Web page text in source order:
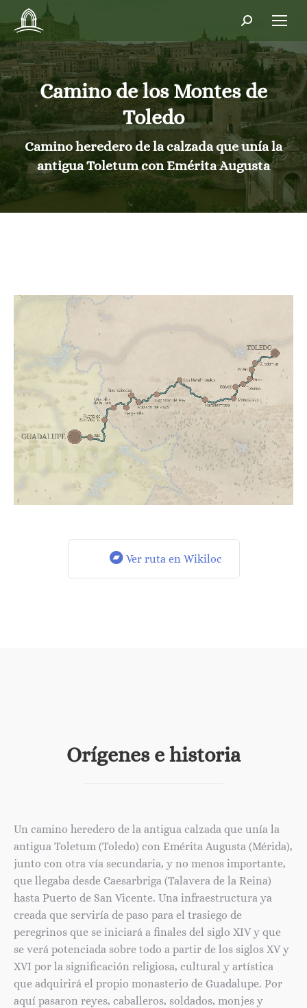
Buscar:
Camino de los Montes de
Toledo
Camino heredero de la calzada que unía la
antigua Toletum con Emérita Augusta
Estás aquí:
Ver ruta en Wikiloc
Orígenes e historia
Un camino heredero de la antigua calzada que unía la
antigua Toletum (Toledo) con Emérita Augusta (Mérida),
junto con otra vía secundaria, y no menos importante,
que llegaba desde Caesarbriga (Talavera de la Reina)
hasta Puerto de San Vicente. Una infraestructura ya
creada que serviría de paso para el trasiego de
peregrinos que se iniciará a finales del siglo XIV y que
se verá potenciada sobre todo a partir de los siglos XV y
XVI por la significación religiosa, cultural y artística
que adquirirá el propio monasterio de Guadalupe. Por
aquí pasaron reyes, caballeros, soldados, monjes y